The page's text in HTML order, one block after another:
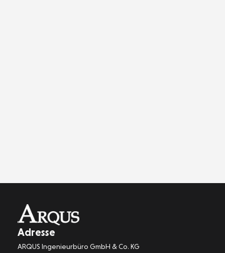
Adresse
ARQUS Ingenieurbüro GmbH & Co. KG